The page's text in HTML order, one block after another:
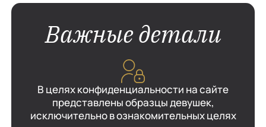
Важные детали
В целях конфиденциальности на сайте
представлены образцы девушек,
исключительно в ознакомительных целях